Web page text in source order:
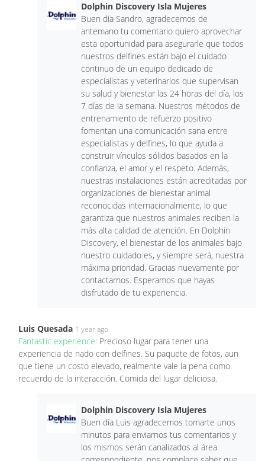
Dolphin Discovery Isla Mujeres
Buen día Sandro, agradecemos de
antemano tu comentario quiero aprovechar
esta oportunidad para asegurarle que todos
nuestros delfines están bajo el cuidado
continuo de un equipo dedicado de
especialistas y veterinarios que supervisan
su salud y bienestar las 24 horas del día, los
7 días de la semana. Nuestros métodos de
entrenamiento de refuerzo positivo
fomentan una comunicación sana entre
especialistas y delfines, lo que ayuda a
construir vínculos sólidos basados ​​en la
confianza, el amor y el respeto. Además,
nuestras instalaciones están acreditadas por
organizaciones de bienestar animal
reconocidas internacionalmente, lo que
garantiza que nuestros animales reciben la
más alta calidad de atención. En Dolphin
Discovery, el bienestar de los animales bajo
nuestro cuidado es, y siempre será, nuestra
máxima prioridad. Gracias nuevamente por
contactarnos. Esperamos que hayas
disfrutado de tu experiencia.
Luis Quesada 1 year ago
Fantastic experience: Precioso lugar para tener una
experiencia de nado con delfines. Su paquete de fotos, aun
que tiene un costo elevado, realmente vale la pena como
recuerdo de la interacción. Comida del lugar deliciosa.
Dolphin Discovery Isla Mujeres
Buen día Luis agradecemos tomarte unos
minutos para enviarnos tus comentarios y
los mismos serán canalizados al área